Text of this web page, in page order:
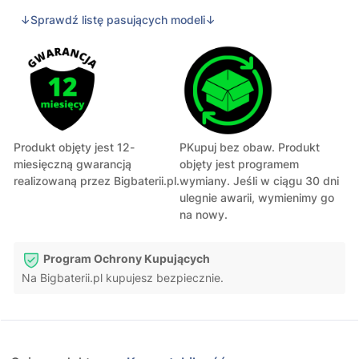
↓Sprawdź listę pasujących modeli↓
Produkt objęty jest 12-
miesięczną gwarancją
realizowaną przez Bigbaterii.pl.
PKupuj bez obaw. Produkt
objęty jest programem
wymiany. Jeśli w ciągu 30 dni
ulegnie awarii, wymienimy go
na nowy.
Program Ochrony Kupujących
Na Bigbaterii.pl kupujesz bezpiecznie.